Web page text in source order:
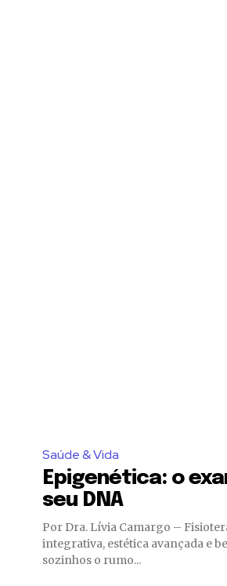
Saúde & Vida
Epigenética: o
seu DNA
Por Dra. Lívia Camargo –
integrativa, estética avançada e bem-estar Você sabia que seus
sozinhos o rumo...